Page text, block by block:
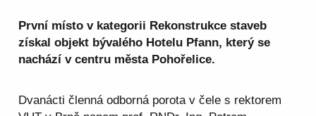
První místo v kategorii Rekonstrukce staveb
získal objekt bývalého Hotelu Pfann, který se
nachází v centru města Pohořelice.
Dvanácti členná odborná porota v čele s rektorem